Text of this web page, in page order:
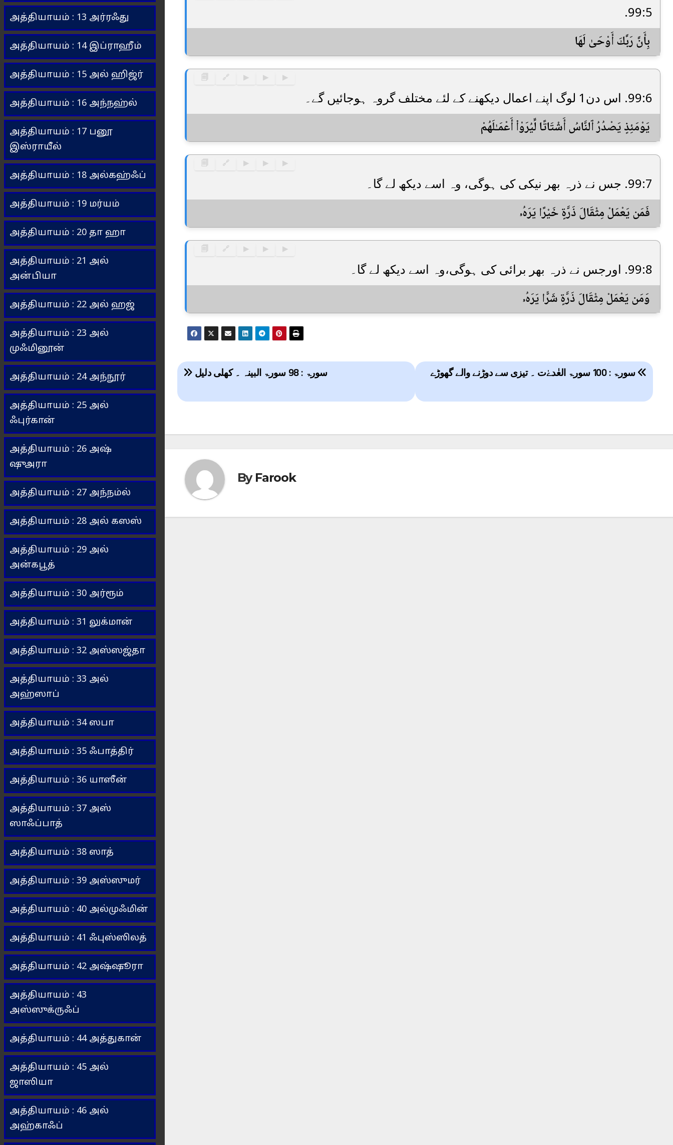
அத்தியாயம் : 13 அர்ரஃது
அத்தியாயம் : 14 இப்ராஹீம்
அத்தியாயம் : 15 அல் ஹிஜ்ர்
அத்தியாயம் : 16 அந்நஹ்ல்
அத்தியாயம் : 17 பனூ
இஸ்ராயீல்
அத்தியாயம் : 18 அல்கஹ்ஃப்
அத்தியாயம் : 19 மர்யம்
அத்தியாயம் : 20 தா ஹா
அத்தியாயம் : 21 அல்
அன்பியா
அத்தியாயம் : 22 அல் ஹஜ்
அத்தியாயம் : 23 அல்
முஃமினூன்
அத்தியாயம் : 24 அந்நூர்
அத்தியாயம் : 25 அல்
ஃபுர்கான்
அத்தியாயம் : 26 அஷ்
ஷுஅரா
அத்தியாயம் : 27 அந்நம்ல்
அத்தியாயம் : 28 அல் கஸஸ்
அத்தியாயம் : 29 அல்
அன்கபூத்
அத்தியாயம் : 30 அர்ரூம்
அத்தியாயம் : 31 லுக்மான்
அத்தியாயம் : 32 அஸ்ஸஜ்தா
அத்தியாயம் : 33 அல்
அஹ்ஸாப்
அத்தியாயம் : 34 ஸபா
அத்தியாயம் : 35 ஃபாத்திர்
அத்தியாயம் : 36 யாஸீன்
அத்தியாயம் : 37 அஸ்
ஸாஃப்பாத்
அத்தியாயம் : 38 ஸாத்
அத்தியாயம் : 39 அஸ்ஸுமர்
அத்தியாயம் : 40 அல்முஃமின்
அத்தியாயம் : 41 ஃபுஸ்ஸிலத்
அத்தியாயம் : 42 அஷ்ஷூரா
அத்தியாயம் : 43
அஸ்ஸுக்ருஃப்
அத்தியாயம் : 44 அத்துகான்
அத்தியாயம் : 45 அல்
ஜாஸியா
அத்தியாயம் : 46 அல்
அஹ்காஃப்
99:5.
بِأَنَّ رَبَّكَ أَوْحَىٰ لَهَا
▶
▶
▶
🔗
🗐
99:6. اس دن1 لوگ اپنے اعمال دیکھنے کے لئے مختلف گروہ ہوجائیں گے۔
يَوْمَئِذٍ يَصْدُرُ ٱلنَّاسُ أَشْتَاتًا لِّيُرَوْا۟ أَعْمَـٰلَهُمْ
▶
▶
▶
🔗
🗐
99:7. جس نے ذرہ بھر نیکی کی ہوگی، وہ اسے دیکھ لے گا۔
فَمَن يَعْمَلْ مِثْقَالَ ذَرَّةٍ خَيْرًا يَرَهُۥ
▶
▶
▶
🔗
🗐
99:8. اورجس نے ذرہ بھر برائی کی ہوگی،وہ اسے دیکھ لے گا۔
وَمَن يَعْمَلْ مِثْقَالَ ذَرَّةٍ شَرًّا يَرَهُۥ
Post
navigation
سورۃ : 98 سورۃ البینہ ۔ کھلی دلیل سورۃ : 100 سورۃ العٰدےٰت ۔ تیزی سے دوڑنے والے گھوڑے
By Farook